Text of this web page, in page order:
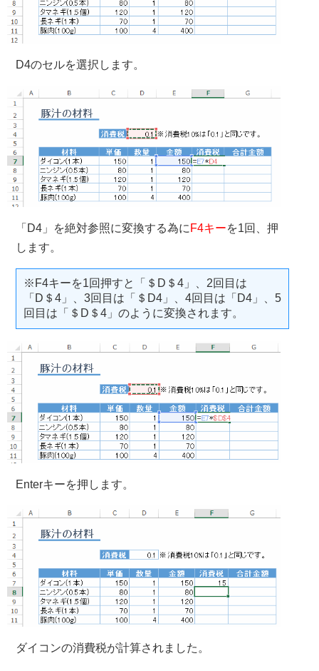
D4のセルを選択します。
「D4」を絶対参照に変換する為にF4キーを1回、押
します。
※F4キーを1回押すと「＄D＄4」、2回目は
「D＄4」、3回目は「＄D4」、4回目は「D4」、5
回目は「＄D＄4」のように変換されます。
Enterキーを押します。
ダイコンの消費税が計算されました。